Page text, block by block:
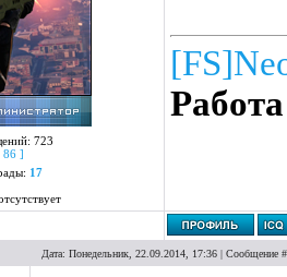
723
86 ]
17
Дата: Понедельник, 22.09.2014, 17:36 | Сообщение